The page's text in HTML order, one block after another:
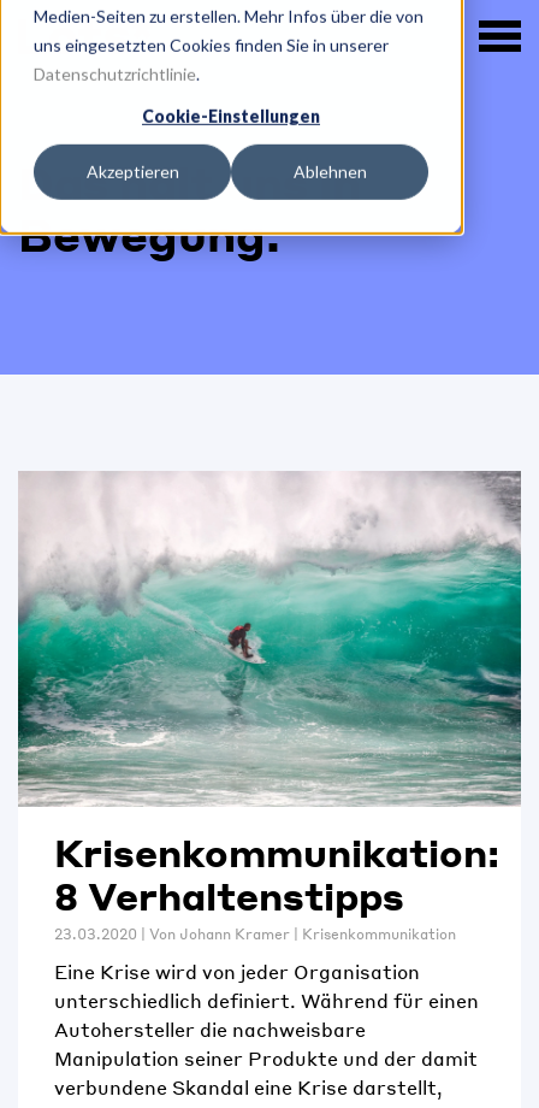
Medien-Seiten zu erstellen. Mehr Infos über die von
uns eingesetzten Cookies finden Sie in unserer
Datenschutzrichtlinie.
Cookie-Einstellungen
Akzeptieren Ablehnen
Das hält uns in
Bewegung.
Krisenkommunikation:
8 Verhaltenstipps
23.03.2020 | Von Johann Kramer | Krisenkommunikation
Eine Krise wird von jeder Organisation
unterschiedlich definiert. Während für einen
Autohersteller die nachweisbare
Manipulation seiner Produkte und der damit
verbundene Skandal eine Krise darstellt,